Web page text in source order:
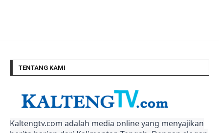
TENTANG KAMI
Kaltengtv.com adalah media online yang menyajikan